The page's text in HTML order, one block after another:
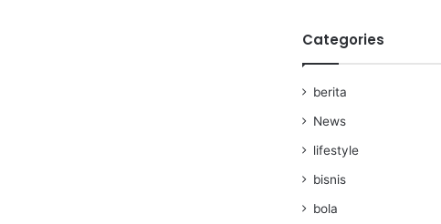
Categories
berita
News
lifestyle
bisnis
bola